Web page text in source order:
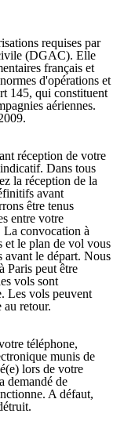
requises par
(DGAC). Elle
français et
d'opérations et
145, qui constituent
aériennes.
réception de votre
Dans tous
la réception de la
avant
être tenus
entre votre
convocation à
et le plan de vol vous
avant le départ. Nous
Paris peut être
vols sont
Les vols peuvent
retour.
téléphone,
munis de
lors de votre
demandé de
A défaut,